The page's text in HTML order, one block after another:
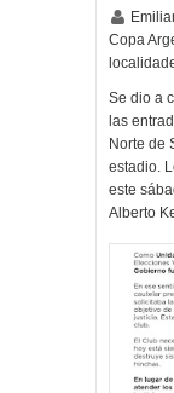
Copa
Se dio a
las
Norte de
estadio.
este
Alberto